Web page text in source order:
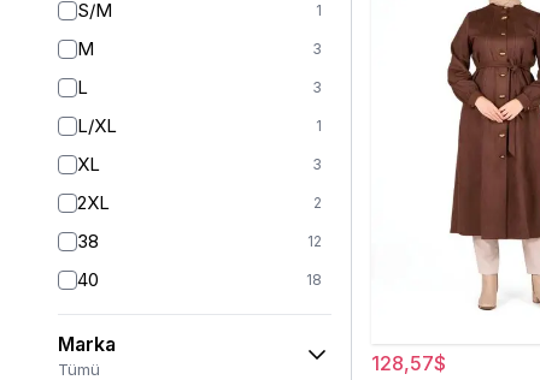
S/M 1
M 3
L 3
L/XL 1
XL 3
2XL 2
38 12
40 18
42 2
42/44 14
Marka
Tümü 128,57$